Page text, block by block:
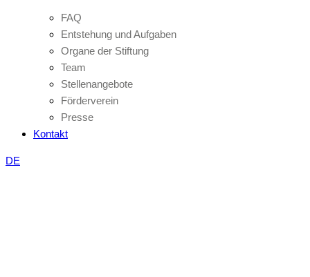
FAQ
Entstehung und Aufgaben
Organe der Stiftung
Team
Stellenangebote
Förderverein
Presse
Kontakt
DE